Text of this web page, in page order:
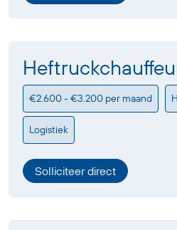
€2.600 - €3.200 per maand
Logistiek
Solliciteer direct